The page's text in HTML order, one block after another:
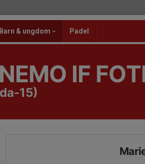
Barn & ungdom Padel
IF
15)